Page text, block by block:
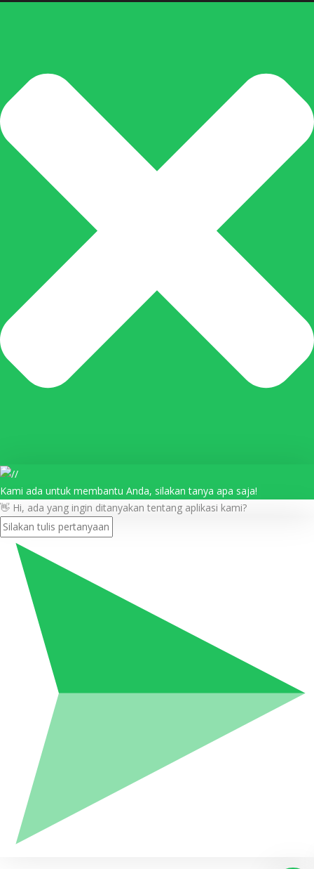
Kami ada untuk membantu Anda, silakan tanya apa saja!
👋 Hi, ada yang ingin ditanyakan tentang aplikasi kami?